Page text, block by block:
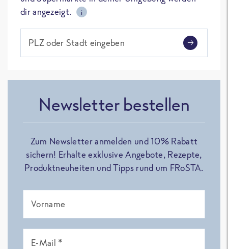
dir angezeigt.
i
PLZ oder Stadt eingeben
Newsletter bestellen
Zum Newsletter anmelden und 10% Rabatt
sichern! Erhalte exklusive Angebote, Rezepte,
Produktneuheiten und Tipps rund um FRoSTA.
Vorname
E-Mail *